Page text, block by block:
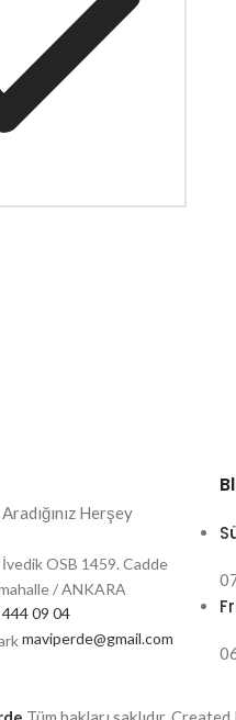
Herşey
İvedik OSB 1459. Cadde
/ ANKARA
444 09 04
maviperde@gmail.com